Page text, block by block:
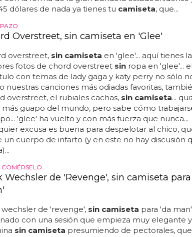
dólares de nada ya tienes tu camiseta, que...
Overstreet, sin camiseta en 'Glee'
overstreet, sin camiseta en 'glee'... aquí tienes
fotos de chord overstreet sinropa en 'glee'... el
con temas de lady gaga y katy perry no sólo
nuestras canciones más odiadas favoritas,
overstreet, el rubiales cachas, sin camiseta...
más guapo del mundo, pero sabe cómo
'glee' ha vuelto y con más fuerza que nunca...
excusa es buena para despelotar al chico,
un cuerpo de infarto (y en este no hay discusión
COMÉRSELO
Wechsler de 'Revenge', sin camiseta
wechsler de 'revenge', sin camiseta para 'da
con una sesión que empieza muy elegante y
sin camiseta presumiendo de pectorales,